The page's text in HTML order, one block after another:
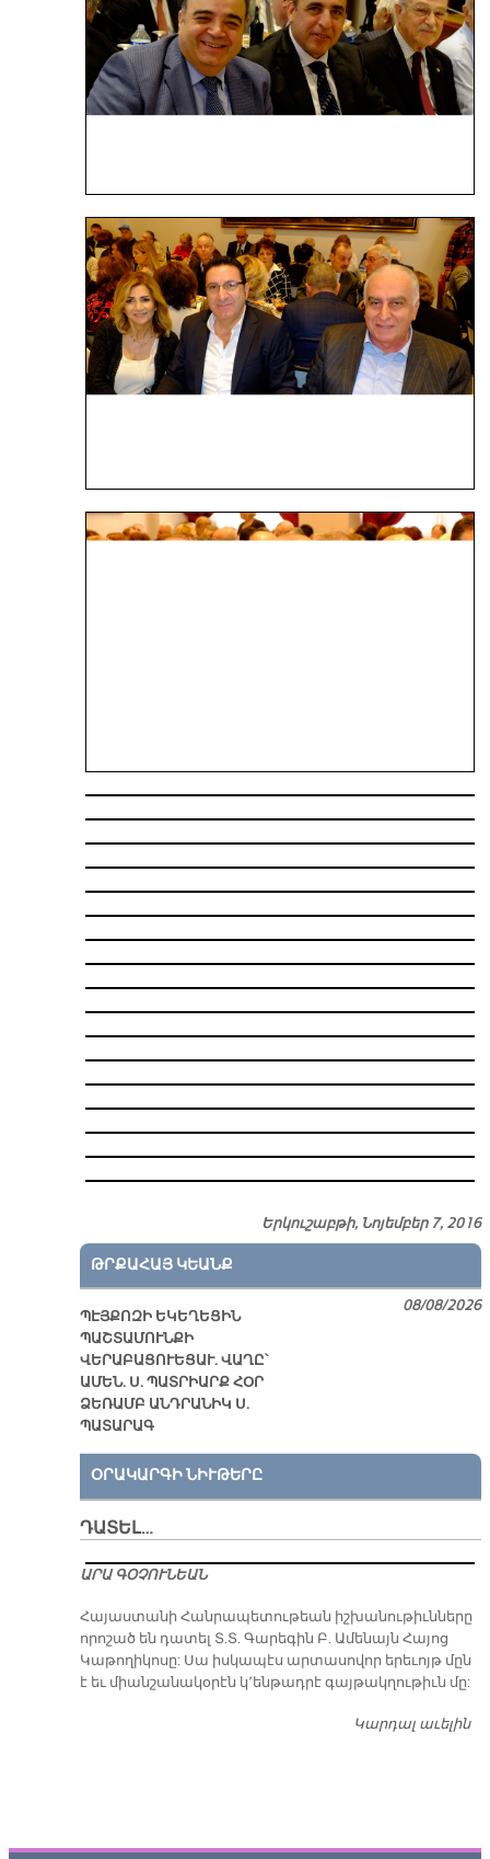
Երկուշաբթի, Նոյեմբեր 7, 2016
ԹՐՔԱՀԱՅ ԿԵԱՆՔ
ՊԷՅՔՈԶԻ ԵԿԵՂԵՑԻՆ
ՊԱՇՏԱՄՈՒՆՔԻ
ՎԵՐԱԲԱՑՈՒԵՑԱՒ. ՎԱՂԸ՝
ԱՄԵՆ. Ս. ՊԱՏՐԻԱՐՔ ՀՕՐ
ՁԵՌԱՄԲ ԱՆԴՐԱՆԻԿ Ս.
ՊԱՏԱՐԱԳ
08/08/2026
ՕՐԱԿԱՐԳԻ ՆԻՒԹԵՐԸ
ԴԱՏԵԼ…
ԱՐԱ ԳՕՉՈՒՆԵԱՆ
​Հայաստանի Հանրապետութեան իշխանութիւնները
որոշած են դատել Տ.Տ. Գարեգին Բ. Ամենայն Հայոց
Կաթողիկոսը: Սա իսկապէս արտասովոր երեւոյթ մըն
է եւ միանշանակօրէն կ՚ենթադրէ գայթակղութիւն մը:
Կարդալ աւելին